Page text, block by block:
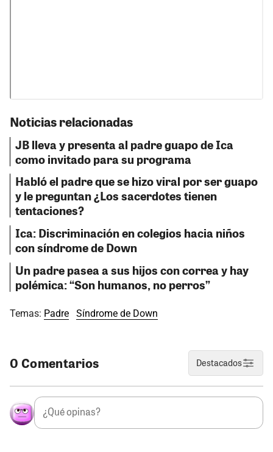
Noticias relacionadas
JB lleva y presenta al padre guapo de Ica
como invitado para su programa
Habló el padre que se hizo viral por ser guapo
y le preguntan ¿Los sacerdotes tienen
tentaciones?
Ica: Discriminación en colegios hacia niños
con síndrome de Down
Un padre pasea a sus hijos con correa y hay
polémica: “Son humanos, no perros”
Temas: Padre Síndrome de Down
0 Comentarios Destacados